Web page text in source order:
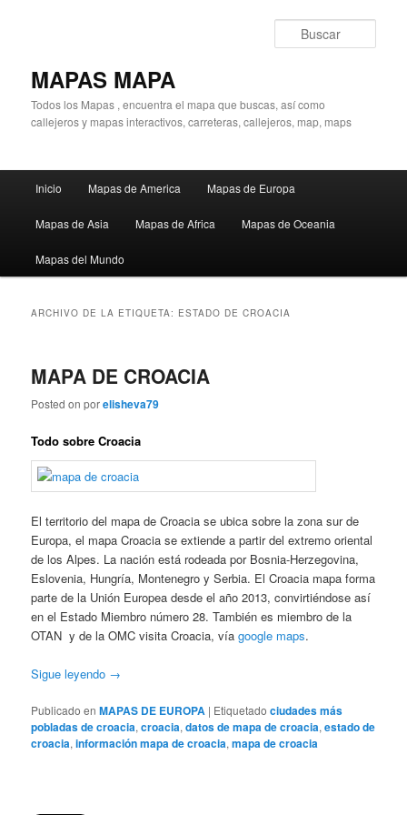
MAPAS MAPA
Todos los Mapas , encuentra el mapa que buscas, así como
callejeros y mapas interactivos, carreteras, callejeros, map, maps
principal
Inicio Mapas de America Mapas de Europa
Mapas de Asia Mapas de Africa Mapas de Oceania
Mapas del Mundo
ARCHIVO DE LA ETIQUETA: ESTADO DE CROACIA
MAPA DE CROACIA
Posted onporelisheva79
Todo sobre Croacia
El territorio del mapa de Croacia se ubica sobre la zona sur de
Europa, el mapa Croacia se extiende a partir del extremo oriental
de los Alpes. La nación está rodeada por Bosnia-Herzegovina,
Eslovenia, Hungría, Montenegro y Serbia. El Croacia mapa forma
parte de la Unión Europea desde el año 2013, convirtiéndose así
en el Estado Miembro número 28. También es miembro de la
OTAN y de la OMC visita Croacia, víagoogle maps.
Sigue leyendo →
Publicado en MAPAS DE EUROPA | Etiquetado ciudades más
pobladas de croacia,croacia,datos de mapa de croacia,estado de
croacia,información mapa de croacia,mapa de croacia